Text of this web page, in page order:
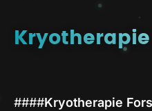
####Kryotherapie